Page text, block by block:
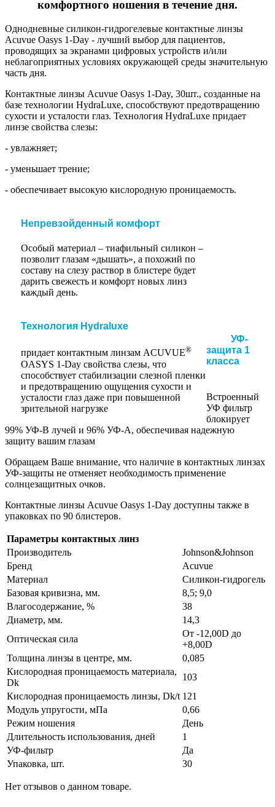
комфортного ношения в течение дня.
Однодневные силикон-гидрогелевые контактные линзы
Acuvue Oasys 1-Day - лучший выбор для пациентов,
проводящих за экранами цифровых устройств и/или
неблагоприятных условиях окружающей среды значительную
часть дня.
Контактные линзы Acuvue Oasys 1-Day, 30шт., созданные на
базе технологии HydraLuxe, способствуют предотвращению
сухости и усталости глаз. Технология HydraLuxe придает
линзе свойства слезы:
- увлажняет;
- уменьшает трение;
- обеспечивает высокую кислородную проницаемость.
Непревзойденный комфорт
Особый материал – тиафильный силикон –
позволит глазам «дышать», а похожий по
составу на слезу раствор в блистере будет
дарить свежесть и комфорт новых линз
каждый день.
Технология Hydraluxe
придает контактным линзам ACUVUE®
OASYS 1-Day свойства слезы, что
способствует стабилизации слезной пленки
и предотвращению ощущения сухости и
усталости глаз даже при повышенной
зрительной нагрузке
УФ-
защита 1
класса
Встроенный
УФ фильтр
блокирует
99% УФ-В лучей и 96% УФ-А, обеспечивая надежную
защиту вашим глазам
Обращаем Ваше внимание, что наличие в контактных линзах
УФ-защиты не отменяет необходимость применение
солнцезащитных очков.
Контактные линзы Acuvue Oasys 1-Day доступны также в
упаковках по 90 блистеров.
Параметры контактных линз
Производитель
Johnson&Johnson
Бренд
Acuvue
Материал
Силикон-гидрогель
Базовая кривизна, мм.
8,5; 9,0
Влагосодержание, %
38
Диаметр, мм.
14,3
Оптическая сила
От -12,00D до
+8,00D
Толщина линзы в центре, мм.
0,085
Кислородная проницаемость материала,
Dk
103
Кислородная проницаемость линзы, Dk/t 121
Модуль упругости, мПа
0,66
Режим ношения
День
Длительность использования, дней
1
УФ-фильтр
Да
Упаковка, шт.
30
Нет отзывов о данном товаре.